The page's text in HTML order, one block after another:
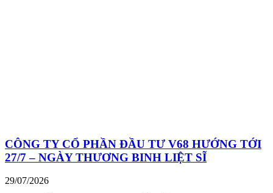
CÔNG TY CỔ PHẦN ĐẦU TƯ V68 HƯỚNG TỚI
27/7 – NGÀY THƯƠNG BINH LIỆT SĨ
29/07/2026